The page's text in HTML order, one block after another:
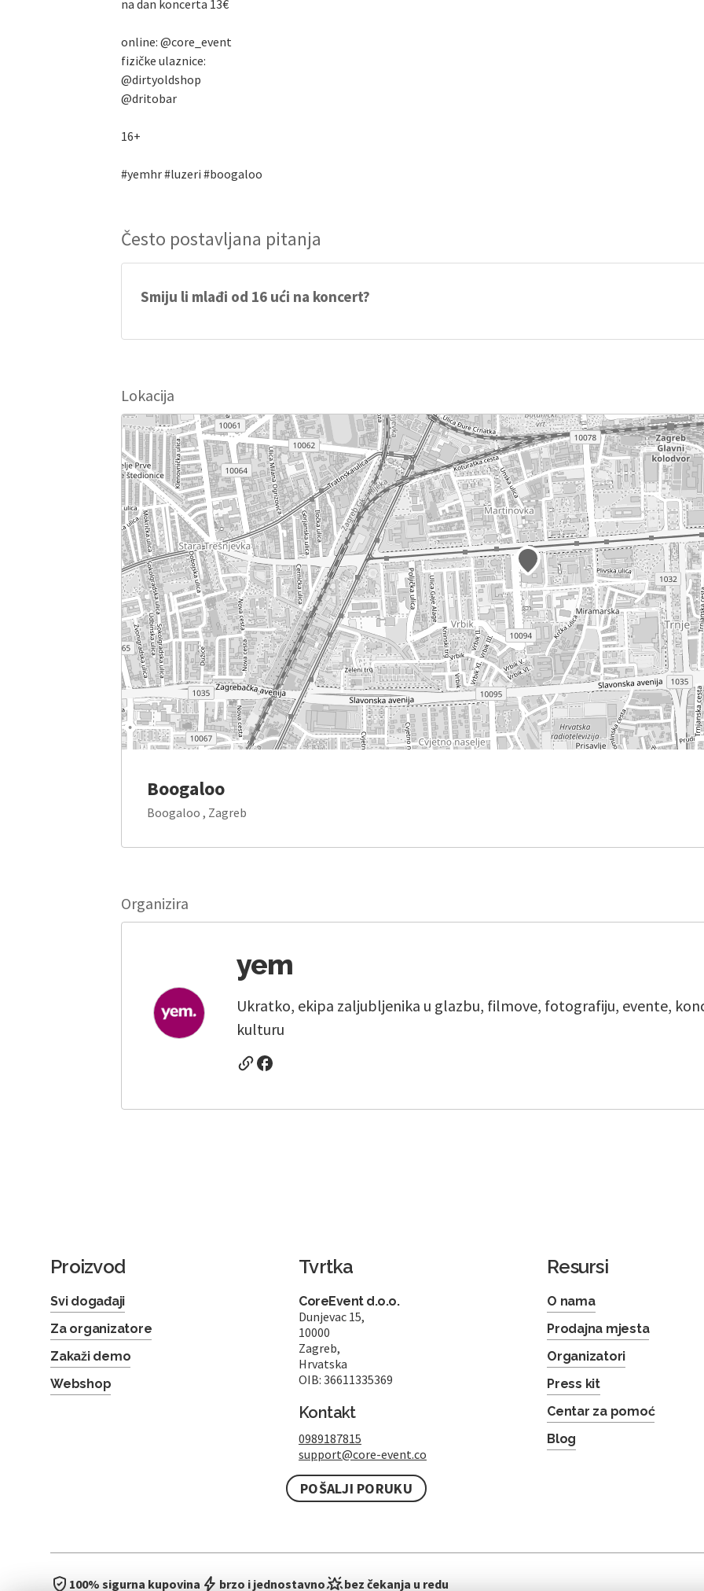
na dan koncerta 13€
online: @core_event
fizičke ulaznice:
@dirtyoldshop
@dritobar
16+
#yemhr #luzeri #boogaloo
Često postavljana pitanja
Smiju li mlađi od 16 ući na koncert?
Lokacija
Boogaloo
Boogaloo , Zagreb
Organizira
yem
Ukratko, ekipa zaljubljenika u glazbu, filmove, fotografiju, evente,
kulturu
Proizvod
Svi događaji
Za organizatore
Zakaži demo
Webshop
Tvrtka
CoreEvent d.o.o.
Dunjevac 15,
10000
Zagreb,
Hrvatska
OIB: 36611335369
Kontakt
0989187815
support@core-event.co
POŠALJI PORUKU
Resursi
O nama
Prodajna mjesta
Organizatori
Press kit
Centar za pomoć
Blog
100% sigurna kupovina brzo i jednostavno bez čekanja u redu